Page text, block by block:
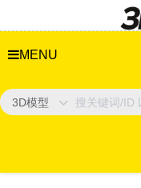
MENU
3D模型